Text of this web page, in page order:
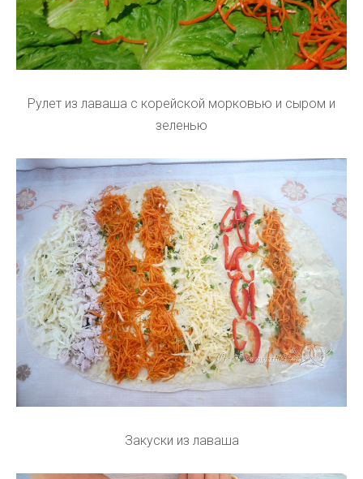
Рулет из лаваша с корейской морковью и сыром и
зеленью
Закуски из лаваша